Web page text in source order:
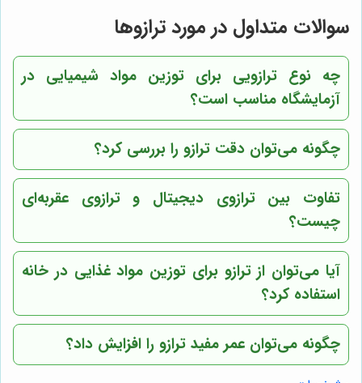
سوالات متداول در مورد ترازوها
چه نوع ترازویی برای توزین مواد شیمیایی در
آزمایشگاه مناسب است؟
چگونه می‌توان دقت ترازو را بررسی کرد؟
تفاوت بین ترازوی دیجیتال و ترازوی عقربه‌ای
چیست؟
آیا می‌توان از ترازو برای توزین مواد غذایی در خانه
استفاده کرد؟
چگونه می‌توان عمر مفید ترازو را افزایش داد؟